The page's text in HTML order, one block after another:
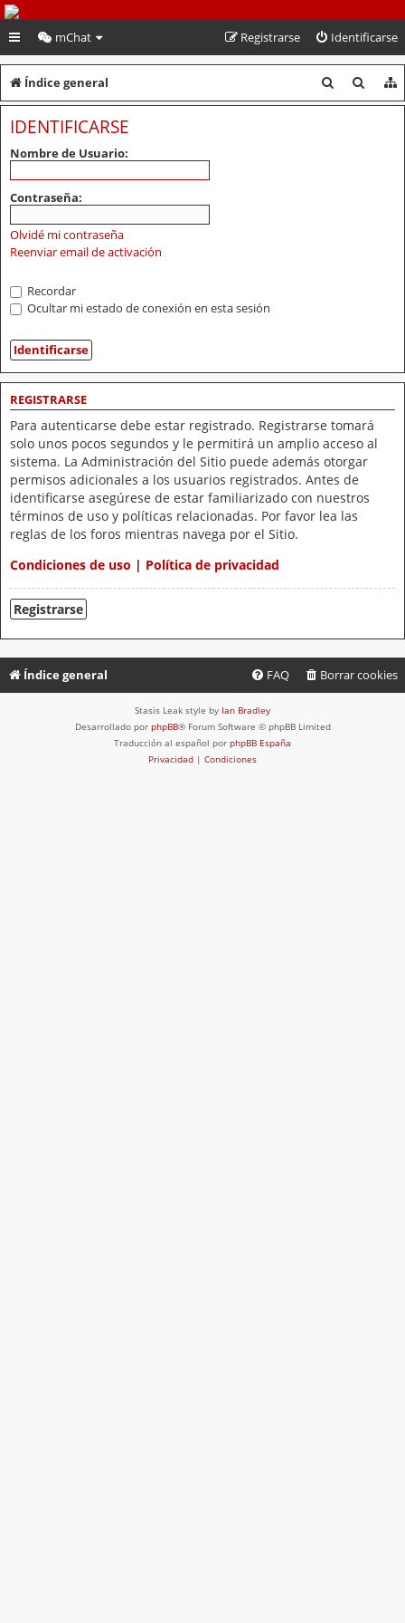
PeruVoley.com
mChat Identificarse
Registrarse
Índice general
u
u
IDENTIFICARSE
Nombre de Usuario:
Contraseña:
Olvidé mi contraseña
Reenviar email de activación
Recordar
Ocultar mi estado de conexión en esta sesión
REGISTRARSE
Para autenticarse debe estar registrado. Registrarse tomará
solo unos pocos segundos y le permitirá un amplio acceso al
sistema. La Administración del Sitio puede además otorgar
permisos adicionales a los usuarios registrados. Antes de
identificarse asegúrese de estar familiarizado con nuestros
términos de uso y políticas relacionadas. Por favor lea las
reglas de los foros mientras navega por el Sitio.
Condiciones de uso | Política de privacidad
Registrarse
Índice general Borrar cookies
FAQ
Stasis Leak style by Ian Bradley
Desarrollado por phpBB® Forum Software © phpBB Limited
Traducción al español por phpBB España
Privacidad | Condiciones